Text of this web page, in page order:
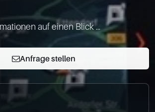
auf einen Blick ...
Anfrage stellen